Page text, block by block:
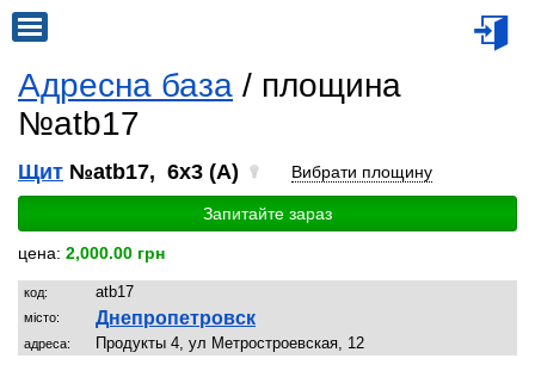
Адресна база / площина
№atb17
Щит №atb17, 6x3 (A) Вибрати площину
Запитайте зараз
цена: 2,000.00 грн
код: atb17
місто: Днепропетровск
адреса: Продукты 4, ул Метростроевская, 12